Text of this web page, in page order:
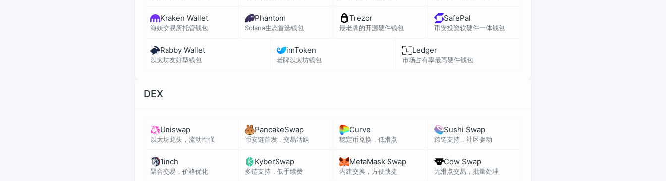
Kraken Wallet
海妖交易所托管钱包
Phantom
Solana生态首选钱包
Trezor
最老牌的开源硬件钱包
SafePal
币安投资软硬件一体钱包
Rabby Wallet
以太坊友好型钱包
imToken
老牌以太坊钱包
Ledger
市场占有率最高硬件钱包
DEX
Uniswap
以太坊龙头，流动性强
PancakeSwap
币安链首发，交易活跃
Curve
稳定币兑换，低滑点
Sushi Swap
跨链支持，社区驱动
1inch
聚合交易，价格优化
KyberSwap
多链支持，低手续费
MetaMask Swap
内建交换，方便快捷
Cow Swap
无滑点交易，批量处理